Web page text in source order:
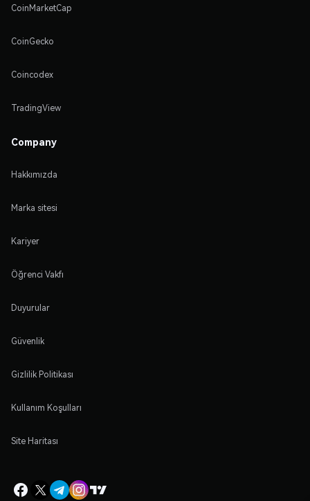
CoinMarketCap
CoinGecko
Coincodex
TradingView
Company
Hakkımızda
Marka sitesi
Kariyer
Öğrenci Vakfı
Duyurular
Güvenlik
Gizlilik Politikası
Kullanım Koşulları
Site Haritası